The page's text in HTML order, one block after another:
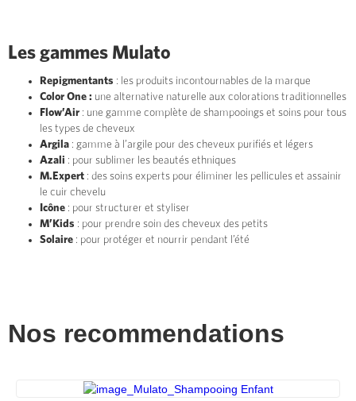
Les gammes Mulato
Repigmentants : les produits incontournables de la marque
Color One : une alternative naturelle aux colorations traditionnelles
Flow’Air : une gamme complète de shampooings et soins pour tous
les types de cheveux
Argila : gamme à l’argile pour des cheveux purifiés et légers
Azali : pour sublimer les beautés ethniques
M.Expert : des soins experts pour éliminer les pellicules et assainir
le cuir chevelu
Icône : pour structurer et styliser
M’Kids : pour prendre soin des cheveux des petits
Solaire : pour protéger et nourrir pendant l’été
Nos recommendations